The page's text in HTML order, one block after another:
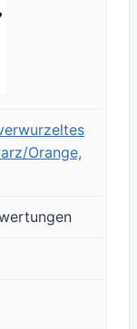
Orange,